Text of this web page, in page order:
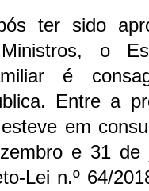
ter sido
o
é
Entre a
em
e 31 de
Lei n.º 64/